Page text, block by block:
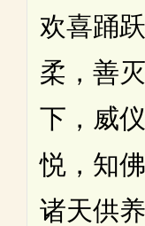
欢喜踊
柔，善
下，威
悦，知
诸天供